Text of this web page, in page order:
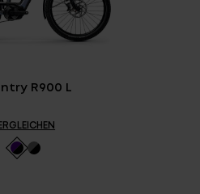
R900 L